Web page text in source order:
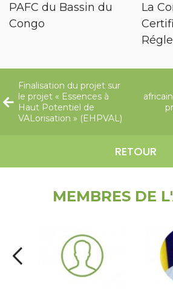
PAFC du Bassin du
Congo
La
Finalisation du projet sur
le projet « Essences à
Haut Potentiel de
VALorisation » (EHPVAL)
RETOUR
MEMBRES DE